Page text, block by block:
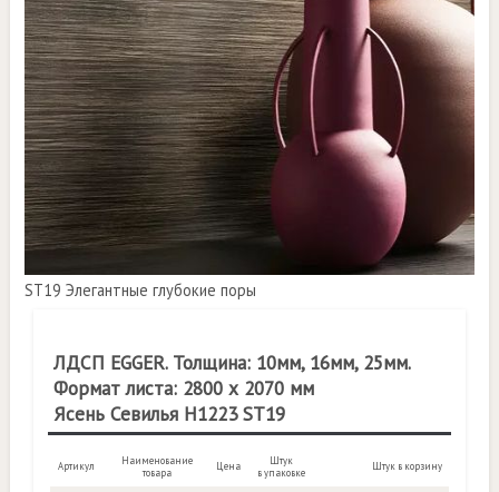
ST19 Элегантные глубокие поры
ЛДСП EGGER. Толщина: 10мм, 16мм, 25мм.
Формат листа: 2800 х 2070 мм
Ясень Севилья Н1223 ST19
Артикул
Наименование
товара
Цена
Штук
в упаковке
Штук в корзину